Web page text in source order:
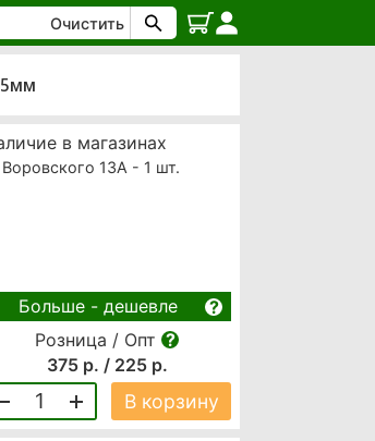
Очистить
в магазинах
Воровского 13А - 1 шт.
Больше - дешевле
Розница / Опт
375 р. / 225 р.
1 В корзину